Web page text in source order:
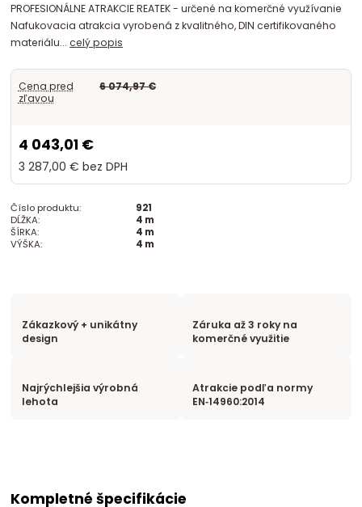
PROFESIONÁLNE ATRAKCIE REATEK - určené na komerčné využívanie
Nafukovacia atrakcia vyrobená z kvalitného, DIN certifikovaného
materiálu...celý popis
Cena pred
zľavou
6 074,97 €
4 043,01 €
3 287,00 € bez DPH
Číslo produktu:
921
DĹŽKA:
4 m
ŠÍRKA:
4 m
VÝŠKA:
4 m
Zákazkový + unikátny
design
Záruka až 3 roky na
komerčné využitie
Najrýchlejšia výrobná
lehota
Atrakcie podľa normy
EN‑14960:2014
Kompletné špecifikácie